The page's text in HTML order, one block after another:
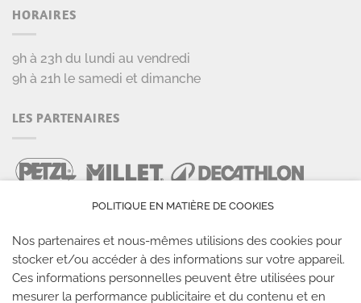
HORAIRES
9h à 23h du lundi au vendredi
9h à 21h le samedi et dimanche
LES PARTENAIRES
POLITIQUE EN MATIÈRE DE COOKIES
Nos partenaires et nous-mêmes utilisions des cookies pour
stocker et/ou accéder à des informations sur votre appareil.
Ces informations personnelles peuvent être utilisées pour
mesurer la performance publicitaire et du contenu et en